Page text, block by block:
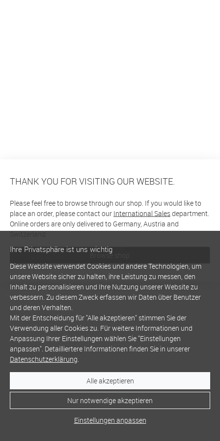
THANK YOU FOR VISITING OUR WEBSITE.
Please feel free to browse through our shop. If you would like to
place an order, please contact our International Salesdepartment.
Online orders are only delivered to Germany, Austria and
Switzerland
Browse shop
Ihre Privatsphäre ist uns wichtig
Diese Website verwendet Cookies und andere Technologien, um
unsere Website sicher zu halten, ihre Leistung zu messen, den
Inhalt zu personalisieren und Ihre Nutzung unserer Website zu
verbessern. Zu diesem Zweck erfassen wir Daten über Benutzer
und deren Verhalten.
Mit der Entscheidung für "Alle akzeptieren" stimmen Sie der
Verwendung aller Cookies zu. Für weitere Informationen und
Anpassung Ihrer Einstellungen wählen Sie "Einstellungen
anpassen". Detailliertere Informationen finden Sie in unserer
Datenschutzerklärung.
Alle akzeptieren
Nur notwendige akzeptieren
Einstellungen anpassen